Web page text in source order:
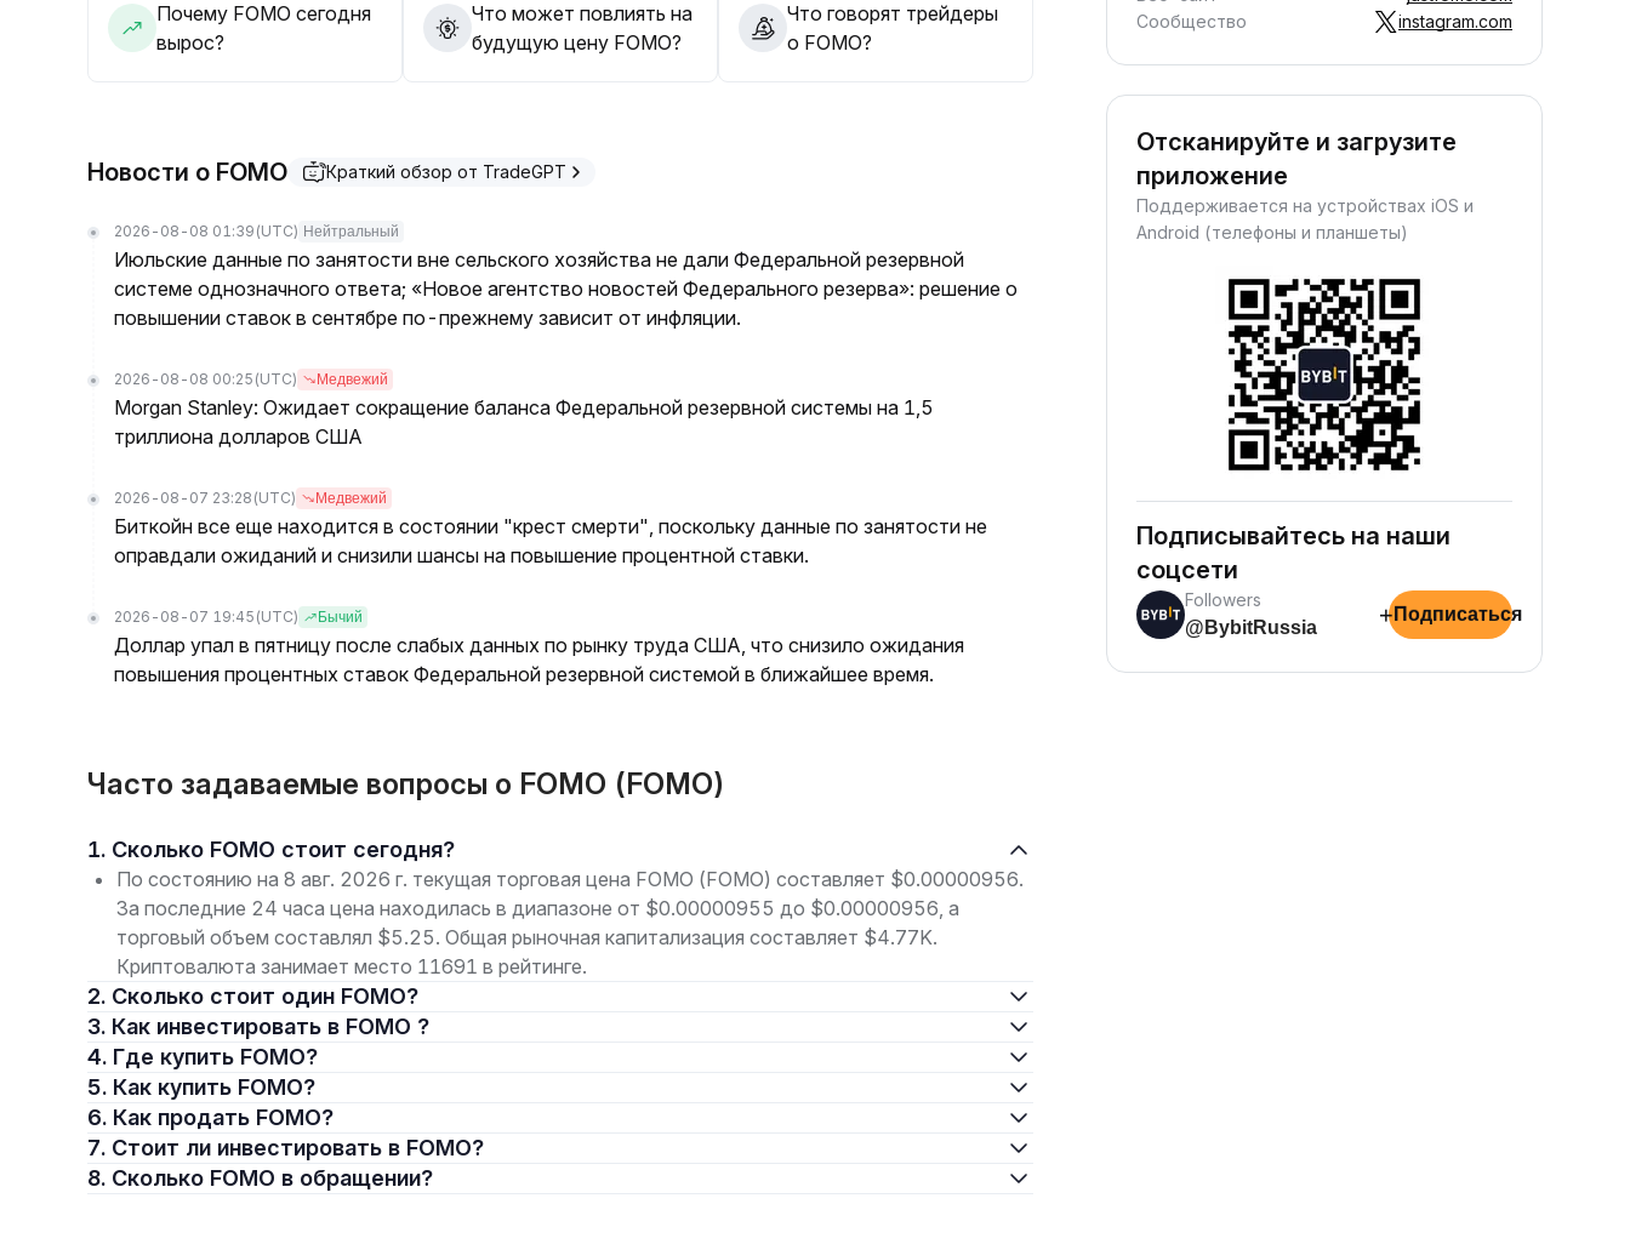
Почему FOMO сегодня
вырос?
Что может повлиять на
будущую цену FOMO?
Что говорят трейдеры
о FOMO?
Новости о FOMO Краткий обзор от TradeGPT
2026-08-08 01:39 (UTC) Нейтральный
Июльские данные по занятости вне сельского хозяйства не дали Федеральной резервной
системе однозначного ответа; «Новое агентство новостей Федерального резерва»: решение о
повышении ставок в сентябре по-прежнему зависит от инфляции.
2026-08-08 00:25 (UTC) Медвежий
Morgan Stanley: Ожидает сокращение баланса Федеральной резервной системы на 1,5
триллиона долларов США
2026-08-07 23:28 (UTC) Медвежий
Биткойн все еще находится в состоянии "крест смерти", поскольку данные по занятости не
оправдали ожиданий и снизили шансы на повышение процентной ставки.
2026-08-07 19:45 (UTC) Бычий
Доллар упал в пятницу после слабых данных по рынку труда США, что снизило ожидания
повышения процентных ставок Федеральной резервной системой в ближайшее время.
Часто задаваемые вопросы о FOMO (FOMO)
1. Сколько FOMO стоит сегодня?
По состоянию на 8 авг. 2026 г. текущая торговая цена FOMO (FOMO) составляет $0.00000956.
За последние 24 часа цена находилась в диапазоне от $0.00000955 до $0.00000956, а
торговый объем составлял $5.25. Общая рыночная капитализация составляет $4.77K.
Криптовалюта занимает место 11691 в рейтинге.
2. Сколько стоит один FOMO?
3. Как инвестировать в FOMO ?
4. Где купить FOMO?
5. Как купить FOMO?
6. Как продать FOMO?
7. Стоит ли инвестировать в FOMO?
8. Сколько FOMO в обращении?
Сообщество
instagram.com
Отсканируйте и загрузите
приложение
Поддерживается на устройствах iOS и
Android (телефоны и планшеты)
Подписывайтесь на наши
соцсети
Followers
@BybitRussia
+ Подписаться